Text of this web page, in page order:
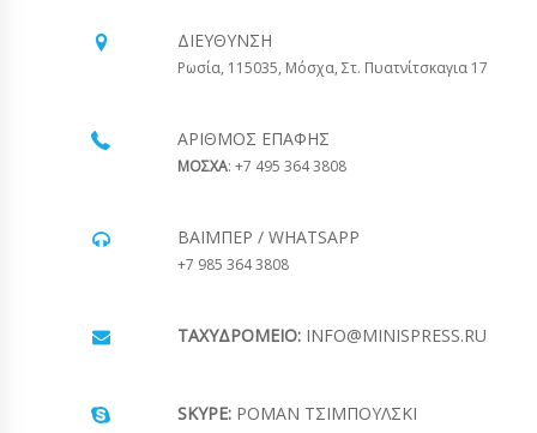
ΔΙΕΎΘΥΝΣΗ
Ρωσία, 115035, Μόσχα, Στ. Πυατνίτσκαγια 17
ΑΡΙΘΜΌΣ ΕΠΑΦΉΣ
ΜΟΣΧΑ: +7 495 364 3808
ΒΆΙΜΠΕΡ / WHATSAPP
+7 985 364 3808
ΤΑΧΥΔΡΟΜΕΊΟ: INFO@MINISPRESS.RU
SKYPE: ΡΟΜΆΝ ΤΣΙΜΠΟΎΛΣΚΙ